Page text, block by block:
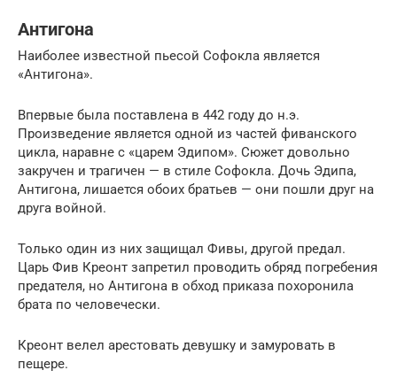
Антигона
Наиболее известной пьесой Софокла является
«Антигона».
Впервые была поставлена в 442 году до н.э.
Произведение является одной из частей фиванского
цикла, наравне с «царем Эдипом». Сюжет довольно
закручен и трагичен — в стиле Софокла. Дочь Эдипа,
Антигона, лишается обоих братьев — они пошли друг на
друга войной.
Только один из них защищал Фивы, другой предал.
Царь Фив Креонт запретил проводить обряд погребения
предателя, но Антигона в обход приказа похоронила
брата по человечески.
Креонт велел арестовать девушку и замуровать в
пещере.